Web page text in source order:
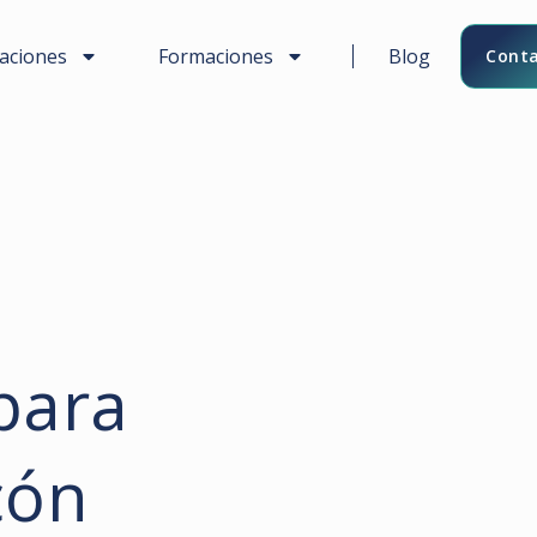
Formaciones Blog